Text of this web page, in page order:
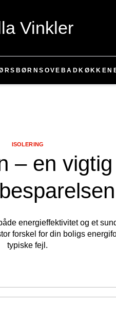
Vinkler
BØRNSOVE BAD KØKKEN
– en
ISOLERING
energieffektivitet og et
forskel for din boligs
typiske fejl.